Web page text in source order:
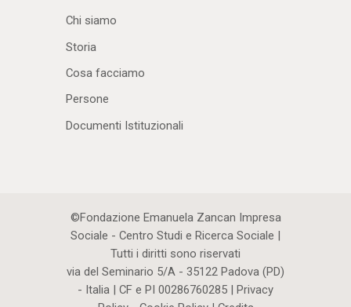
Chi siamo
Storia
Cosa facciamo
Persone
Documenti Istituzionali
©Fondazione Emanuela Zancan Impresa
Sociale - Centro Studi e Ricerca Sociale |
Tutti i diritti sono riservati
via del Seminario 5/A - 35122 Padova (PD)
- Italia | CF e PI 00286760285 | Privacy